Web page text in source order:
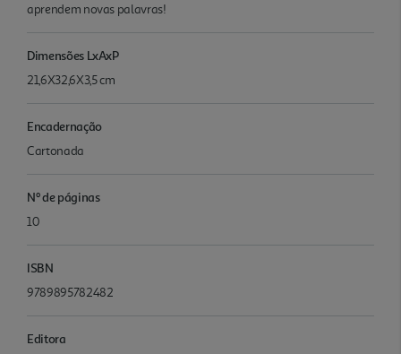
aprendem novas palavras!
Dimensões LxAxP
21,6X32,6X3,5 cm
Encadernação
Cartonada
Nº de páginas
10
ISBN
9789895782482
Editora